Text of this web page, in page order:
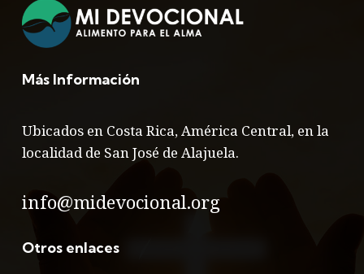
Más Información
Ubicados en Costa Rica, América Central, en la
localidad de San José de Alajuela.
info@midevocional.org
Otros enlaces